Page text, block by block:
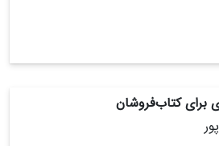
کتاب‌فروشان